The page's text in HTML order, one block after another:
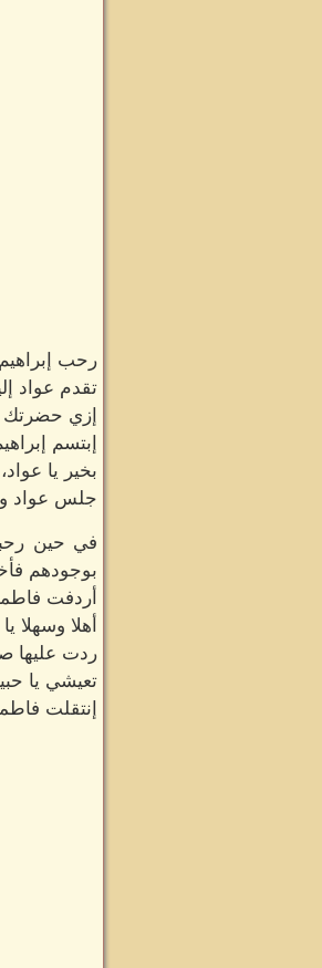
رحب
تقدم عواد
إزي حضرتك
إبتسم
بخير يا
جلس عواد
في حين
بوجودهم
أردفت
أهلا وسهلا
ردت عليها
تعيشي يا
إنتقلت